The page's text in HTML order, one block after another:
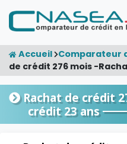
Accueil Comparateur
de crédit 276 mois -
Rachat de crédit
crédit 23 ans